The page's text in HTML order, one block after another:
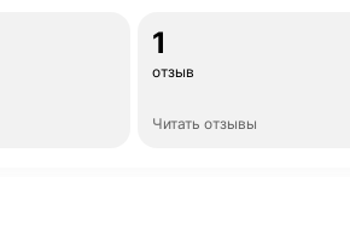
1
отзыв
Читать отзывы